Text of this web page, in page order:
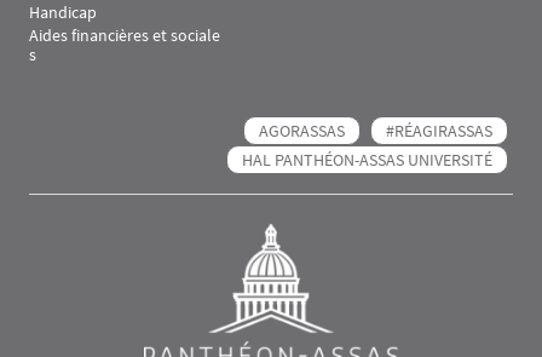
Handicap
Aides financières et sociale
s
AGORASSAS
#RÉAGIRASSAS
HAL PANTHÉON-ASSAS UNIVERSITÉ